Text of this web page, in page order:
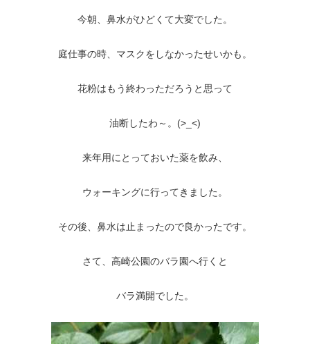
今朝、鼻水がひどくて大変でした。
庭仕事の時、マスクをしなかったせいかも。
花粉はもう終わっただろうと思って
油断したわ～。(>_<)
来年用にとっておいた薬を飲み、
ウォーキングに行ってきました。
その後、鼻水は止まったので良かったです。
さて、高崎公園のバラ園へ行くと
バラ満開でした。